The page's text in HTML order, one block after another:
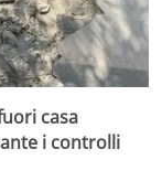
casa
i controlli